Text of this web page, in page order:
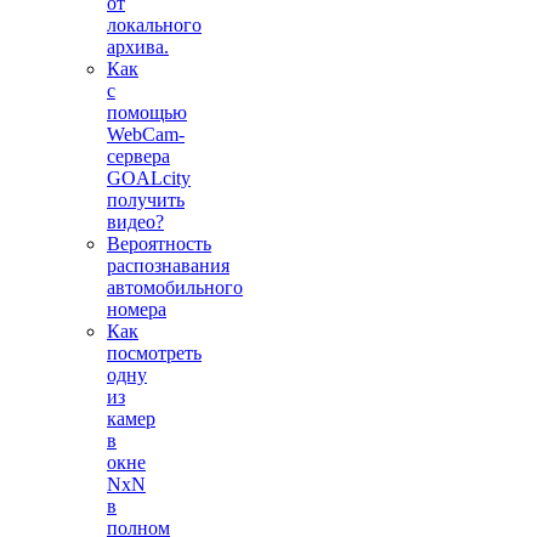
локального
архива.
Как
с
помощью
WebCam-
сервера
GOALcity
получить
видео?
Вероятность
распознавания
автомобильного
номера
Как
посмотреть
одну
из
камер
в
окне
NxN
в
полном